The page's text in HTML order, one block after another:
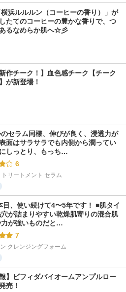
横浜ルルルン（コーヒーの香り）」が
たてのコーヒーの豊かな香りで、つ
るなめらか肌へ☆彡
作チーク！】血色感チーク【チーク
が新登場！
セラム同様、伸びが良く、浸透力が
面はサラサラでも内側から潤ってい
しっとり、もっち…
6
リートメント セラム
目、使い続けて4〜5年です！ ■肌タイ
が詰まりやすい乾燥肌寄りの混合肌
が強いものだと…
7
クレンジングフォーム
報】ビフィダバイオームアンプルロー
売！